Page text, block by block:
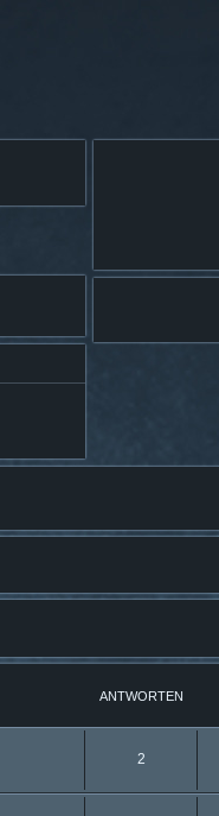
ANTWORTEN
2